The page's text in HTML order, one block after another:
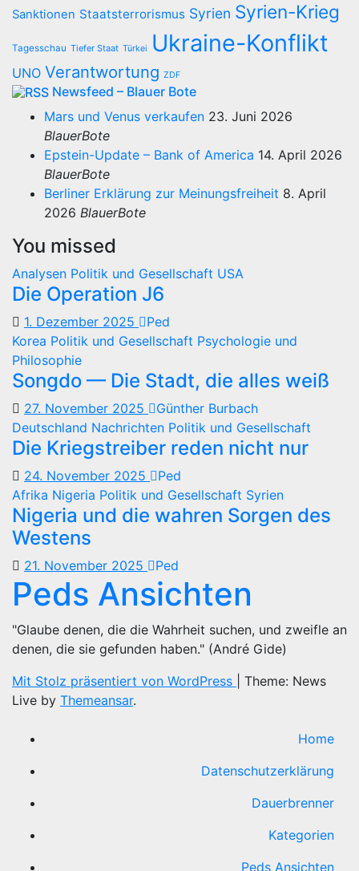
Sanktionen Staatsterrorismus Syrien Syrien-Krieg
Tagesschau Tiefer Staat Türkei Ukraine-Konflikt
UNO Verantwortung ZDF
Newsfeed – Blauer Bote
Mars und Venus verkaufen 23. Juni 2026
BlauerBote
Epstein-Update – Bank of America 14. April 2026
BlauerBote
Berliner Erklärung zur Meinungsfreiheit 8. April
2026 BlauerBote
You missed
Analysen Politik und Gesellschaft USA
Die Operation J6
1. Dezember 2025
Ped
Korea Politik und Gesellschaft Psychologie und
Philosophie
Songdo — Die Stadt, die alles weiß
27. November 2025
Günther Burbach
Deutschland Nachrichten Politik und Gesellschaft
Die Kriegstreiber reden nicht nur
24. November 2025
Ped
Afrika Nigeria Politik und Gesellschaft Syrien
Nigeria und die wahren Sorgen des
Westens
21. November 2025 Ped
Peds Ansichten
"Glaube denen, die die Wahrheit suchen, und zweifle an
denen, die sie gefunden haben." (André Gide)
Mit Stolz präsentiert von WordPress
Theme: News
Live by Themeansar.
Home
Datenschutzerklärung
Dauerbrenner
Kategorien
Peds Ansichten